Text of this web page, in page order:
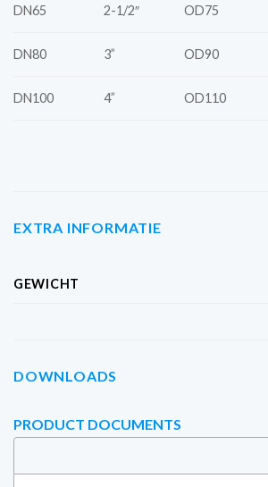
DN65 2-1/2″ OD75
DN80 3” OD90
DN100 4” OD110
EXTRA INFORMATIE
GEWICHT
DOWNLOADS
PRODUCT DOCUMENTS